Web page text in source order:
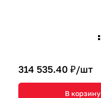
314 535.40 ₽/шт
В корзину